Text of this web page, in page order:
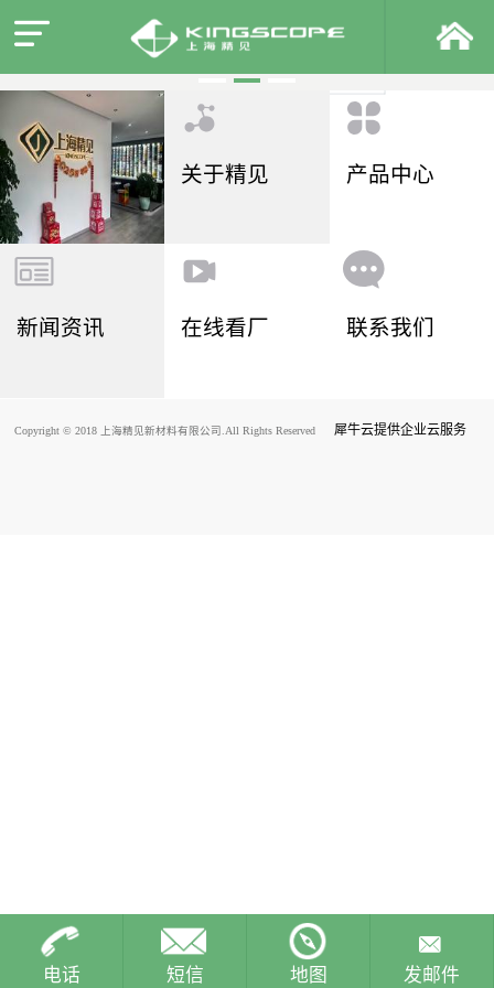
关于精见 产品中心
新闻资讯 在线看厂 联系我们
Copyright © 2018 上海精见新材料有限公司.All Rights Reserved 犀牛云提供企业云服务
电话 短信 地图 发邮件